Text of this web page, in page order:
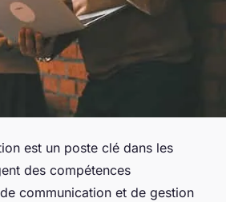
est un poste clé dans les
des compétences
communication et de gestion